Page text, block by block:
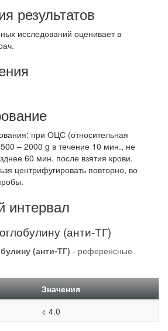
результатов
исследований оценивает в
при ОЦС (относительная
– 2000 g в течение 10 мин., не
60 мин. после взятия крови.
центрифугировать повторно, во
интервал
(анти-ТГ)
(анти-ТГ) - референсные
Значения
< 4.0